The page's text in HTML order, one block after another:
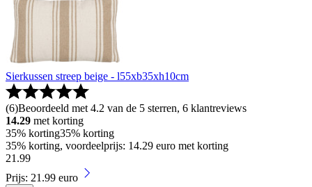
Sierkussen streep beige - l55xb35xh10cm
(6)Beoordeeld met 4.2 van de 5 sterren, 6 klantreviews
14.29 met korting
35% korting35% korting
35% korting, voordeelprijs: 14.29 euro met korting
21 .99
Prijs: 21.99 euro